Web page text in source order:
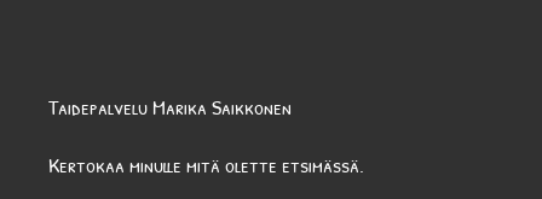
Taidepalvelu Marika Saikkonen
Kertokaa minulle mitä olette etsimässä.